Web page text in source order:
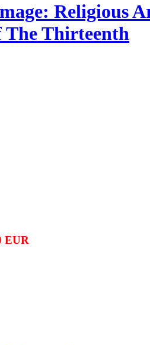
Religious
The Thirteenth
EUR